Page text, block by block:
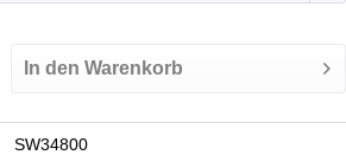
In den Warenkorb
SW34800